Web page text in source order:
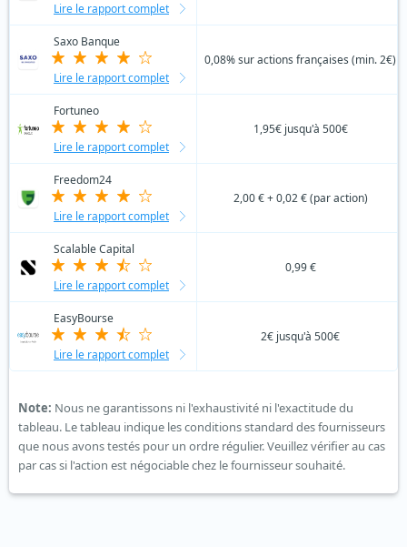
Lire le rapport complet
Saxo Banque
Lire le rapport complet
0,08% sur actions françaises (min. 2€)
Fortuneo
Lire le rapport complet
1,95€ jusqu'à 500€
Freedom24
Lire le rapport complet
2,00 € + 0,02 € (par action)
Scalable Capital
Lire le rapport complet
0,99 €
EasyBourse
Lire le rapport complet
2€ jusqu'à 500€
Note: Nous ne garantissons ni l'exhaustivité ni l'exactitude du
tableau. Le tableau indique les conditions standard des fournisseurs
que nous avons testés pour un ordre régulier. Veuillez vérifier au cas
par cas si l'action est négociable chez le fournisseur souhaité.